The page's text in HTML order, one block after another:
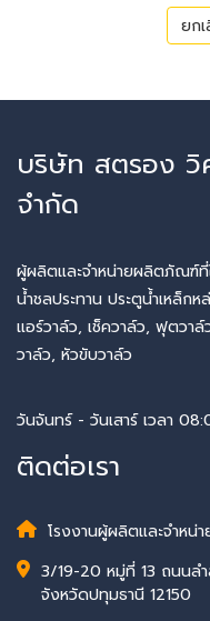
ยก
บริษัท สตรอง วิ
จำกัด
ผู้ผลิตและจำหน่ายผลิตภัณฑ์ที่
น้ำชลประทาน ประตูน้ำเหล็ก
แอร์วาล์ว, เช็ควาล์ว, ฟุตวา
วาล์ว, หัวขับวาล์ว
วันจันทร์ - วันเสาร์ เวลา
ติดต่อเรา
โรงงานผู้ผลิตและจำหน่
3/19-20 หมู่ที่ 13 ถนนล
จังหวัดปทุมธานี 12150